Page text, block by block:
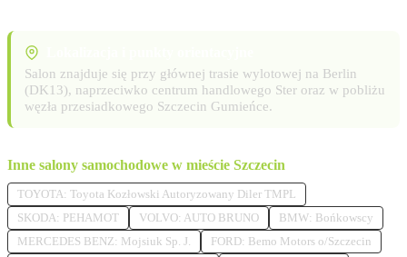
Salon znajduje się przy głównej trasie wylotowej na Berlin
(DK13), naprzeciwko centrum handlowego Ster oraz w pobliżu
węzła przesiadkowego Szczecin Gumieńce.
Inne salony samochodowe w mieście Szczecin
TOYOTA: Toyota Kozłowski Autoryzowany Diler TMPL
SKODA: PEHAMOT
VOLVO: AUTO BRUNO
BMW: Bońkowscy
MERCEDES BENZ: Mojsiuk Sp. J.
FORD: Bemo Motors o/Szczecin